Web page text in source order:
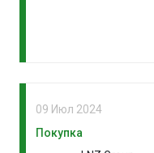
09 Июл 2024
Покупка